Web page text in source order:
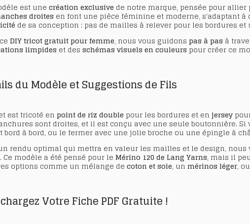
est unecréation exclusive de notre marque, pensée pour
droites en font une pièce féminine et moderne, s'adaptant
de sa conception : pas de mailles à relever pour les bordures
DIY tricot gratuit pour femme, nous vous guidons pas à pas à
limpides et des schémas visuels en couleurs pour créer ce
du Modèle et Suggestions de Fils
est tricoté en point de riz double pour les bordures et en jersey
sont droites, et il est conçu avec une seule boutonnière.
bord à bord, ou le fermer avec une jolie broche ou une épingle à
rendu optimal qui mettra en valeur les mailles et le design,
Ce modèle a été pensé pour le Mérino 120 de Lang Yarns, mais il
options comme un mélange de coton et soie, un mérinos léger,
Votre Fiche PDF Gratuite !